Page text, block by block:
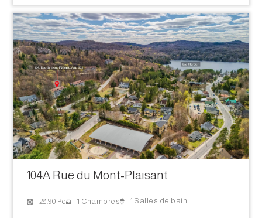
104A Rue du Mont-Plaisant
28.90 Pc 1 Chambres 1 Salles de bain